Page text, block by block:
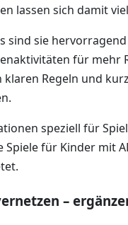
lassen sich damit
sind sie
für mehr
Regeln und
speziell für
Spiele für Kinder mit
–